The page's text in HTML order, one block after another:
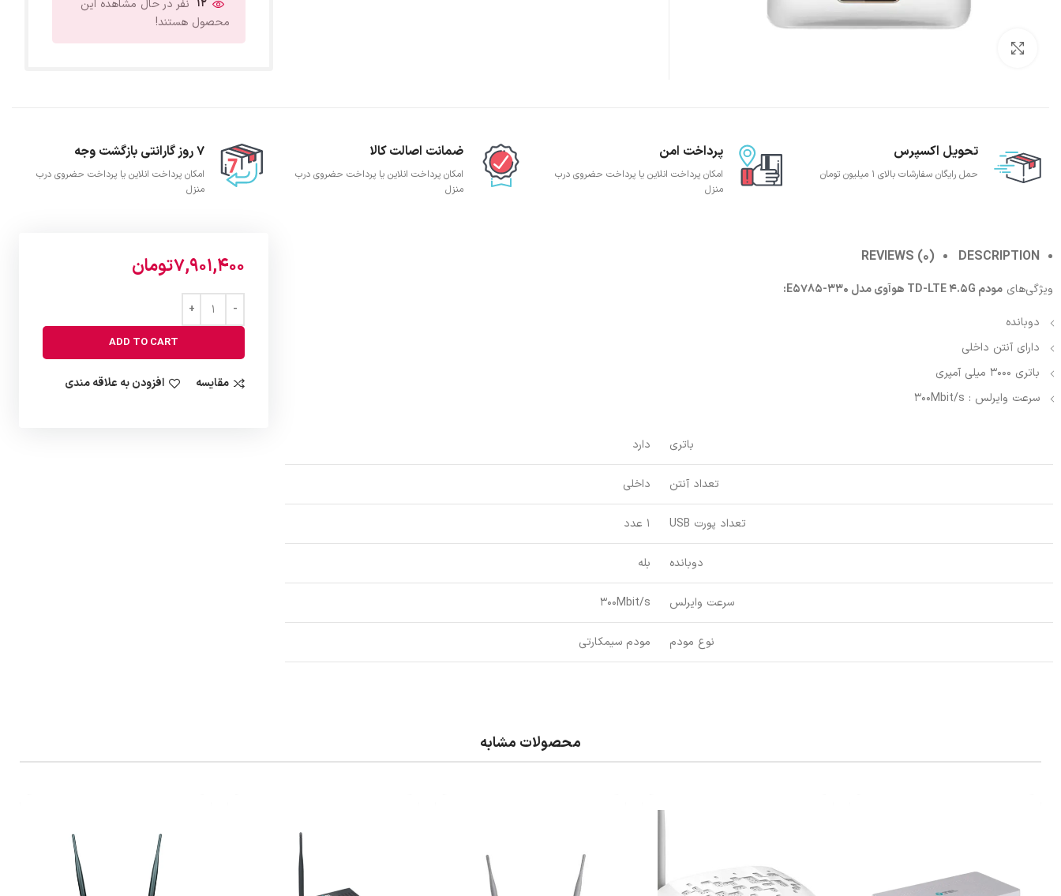
نفر در حال مشاهده این
محصول هستند!
تحویل اکسپرس
حمل رایگان سفارشات بالای 1 میلیون تومان
پرداخت امن
امکان پرداخت انلاین یا پرداخت حضروی درب
منزل
ضمانت اصالت کالا
امکان پرداخت انلاین یا پرداخت حضروی درب
منزل
7 روز گارانتی بازگشت وجه
امکان پرداخت انلاین یا پرداخت حضروی درب
منزل
DESCRIPTION
REVIEWS (0)
ویژگی‌های مودم TD-LTE 4.5G هوآوی مدل E5785-330:
دوبانده
دارای آنتن داخلی
باتری 3000 میلی آمپری
سرعت وایرلس : 300Mbit/s
باتری دارد
تعداد آنتن داخلی
تعداد پورت USB 1 عدد
دوبانده بله
سرعت وایرلس 300Mbit/s
نوع مودم مودم سیمکارتی
7,901,400تومان
ADD TO CART
مقایسه افزودن به علاقه مندی
محصولات مشابه